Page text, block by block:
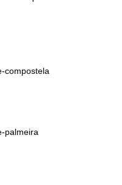
compostela
palmeira